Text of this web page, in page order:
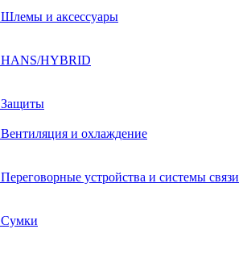
Шлемы и аксессуары
HANS/HYBRID
Защиты
Вентиляция и охлаждение
Переговорные устройства и системы связи
Сумки